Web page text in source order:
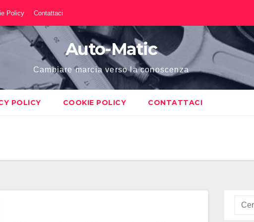
Policy Contattaci
Auto-Matic
Cambiare marcia verso la conoscenza
POLICY COOKIE POLICY CONTATTACI